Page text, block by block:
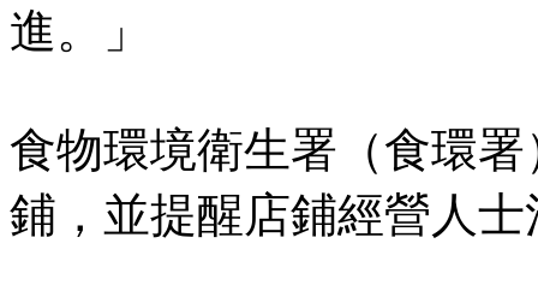
進。」
食物環境衛生署（食環
鋪，並提醒店鋪經營人